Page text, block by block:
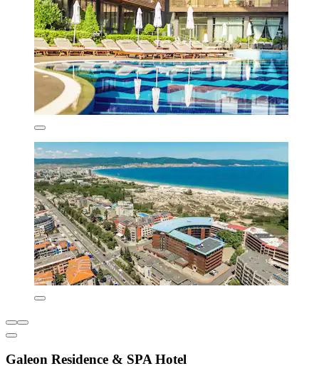
Galeon Residence & SPA Hotel